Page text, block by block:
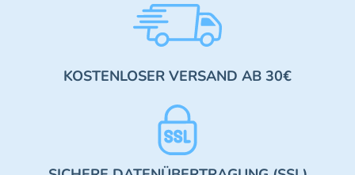
KOSTENLOSER VERSAND AB 30€